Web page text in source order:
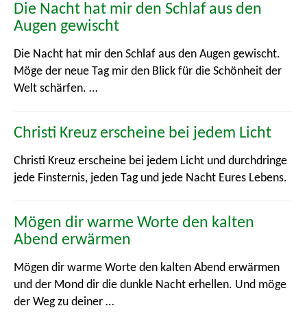
Die Nacht hat mir den Schlaf aus den
Augen gewischt
Die Nacht hat mir den Schlaf aus den Augen gewischt.
Möge der neue Tag mir den Blick für die Schönheit der
Welt schärfen. …
Christi Kreuz erscheine bei jedem Licht
Christi Kreuz erscheine bei jedem Licht und durchdringe
jede Finsternis, jeden Tag und jede Nacht Eures Lebens.
Mögen dir warme Worte den kalten
Abend erwärmen
Mögen dir warme Worte den kalten Abend erwärmen
und der Mond dir die dunkle Nacht erhellen. Und möge
der Weg zu deiner …